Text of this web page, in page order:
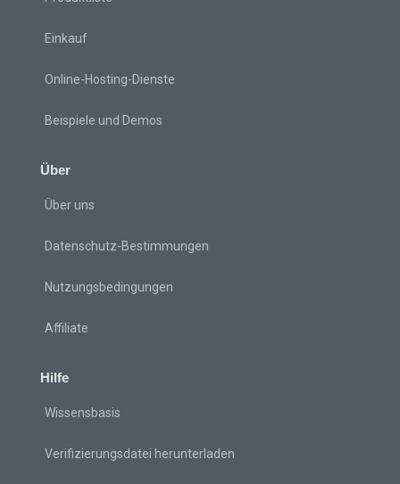
Einkauf
Online-Hosting-Dienste
Beispiele und Demos
Über
Über uns
Datenschutz-Bestimmungen
Nutzungsbedingungen
Affiliate
Hilfe
Wissensbasis
Verifizierungsdatei herunterladen